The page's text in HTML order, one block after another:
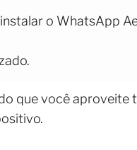
o WhatsApp
que você aproveite